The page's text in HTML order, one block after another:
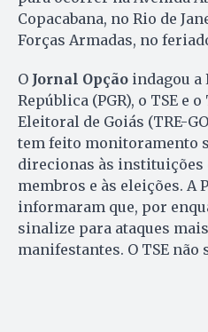
Copacabana, no Rio de
Forças Armadas, no
O Jornal Opção indagou a
República (PGR), o TSE e
Eleitoral de Goiás (TRE-
tem feito monitoramento
direcionas às instituições
membros e às eleições. A
informaram que, por
sinalize para ataques
manifestantes. O TSE